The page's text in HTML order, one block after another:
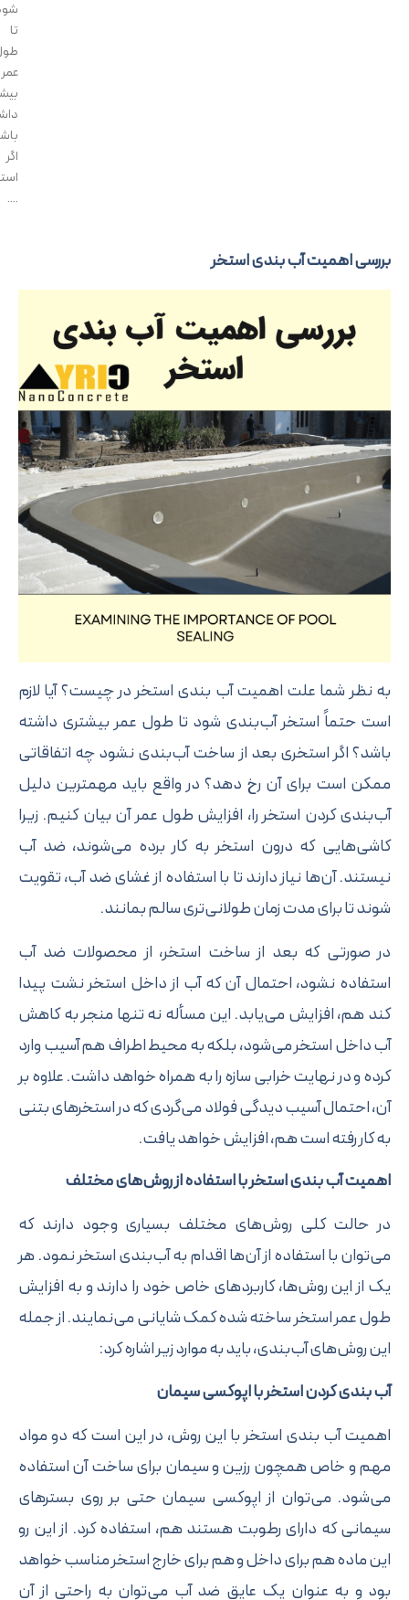
بیشتری
داشته
باشد؟
استخری
اهمیت آب‌ بندی استخر
نظر شما علت اهمیت آب‌ بندی استخر در چیست؟ آیا لازم
حتماً استخر آب‌بندی شود تا طول عمر بیشتری داشته
اگر استخری بعد از ساخت آب‌بندی نشود چه اتفاقاتی
است برای آن رخ دهد؟ در واقع باید مهمترین دلیل
کردن استخر را، افزایش طول عمر آن بیان کنیم. زیرا
که درون استخر به کار برده می‌شوند، ضد آب
آن‌ها نیاز دارند تا با استفاده از غشای ضد آب، تقویت
تا برای مدت زمان طولانی‌تری سالم بمانند.
صورتی که بعد از ساخت استخر، از محصولات ضد آب
نشود، احتمال آن که آب از داخل استخر نشت پیدا
هم، افزایش می‌یابد. این مسأله نه تنها منجر به کاهش
داخل استخر می‌شود، بلکه به محیط اطراف هم آسیب وارد
و در نهایت خرابی سازه را به همراه خواهد داشت. علاوه بر
احتمال آسیب دیدگی فولاد می‌گردی که در استخر‌های بتنی
کار رفته است هم، افزایش خواهد یافت.
آب‌ بندی استخر با استفاده از روش‌های مختلف
حالت کلی روش‌های مختلف بسیاری وجود دارند که
با استفاده از آن‌ها اقدام به آب‌بندی استخر نمود. هر
از این روش‌ها، کاربرد‌های خاص خود را دارند و به افزایش
عمر استخر ساخته شده کمک شایانی می‌نمایند. از جمله
روش‌های آب‌بندی، باید به موارد زیر اشاره کرد:
بندی کردن استخر با اپوکسی سیمان
آب‌ بندی استخر با این روش، در این است که دو مواد
و خاص همچون رزین و سیمان برای ساخت آن استفاده
می‌توان از اپوکسی سیمان حتی بر روی بستر‌های
که دارای رطوبت هستند هم، استفاده کرد. از این رو
ماده هم برای داخل و هم برای خارج استخر مناسب خواهد
و به عنوان یک عایق ضد آب می‌توان به راحتی از آن